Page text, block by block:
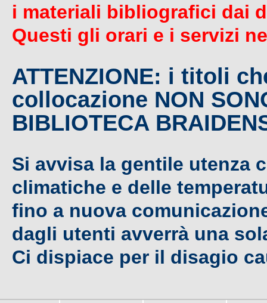
i materiali bibliografici dai
Questi gli orari e i servizi
ATTENZIONE: i titoli
collocazione NON
BIBLIOTECA
Si avvisa la gentile utenza
climatiche e delle
fino a nuova
dagli utenti avverrà una
Ci dispiace per il disagio